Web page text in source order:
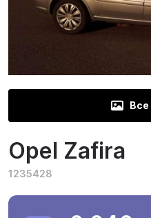
Все
Opel Zafira
1235428